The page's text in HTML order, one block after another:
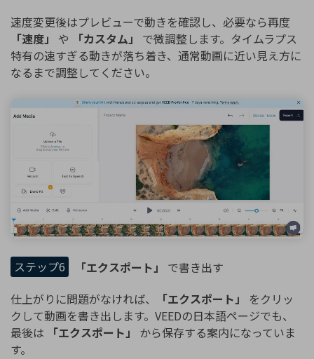
速度変更後はプレビューで動きを確認し、必要なら再度
「速度」
や 「カスタム」
で微調整します。タイムラプス
特有の速すぎる動きが落ち着き、通常動画に近い見え方に
なるまで調整してください。
ステップ6 「エクスポート」
で書き出す
仕上がりに問題がなければ、
「エクスポート」
をクリッ
クして動画を書き出します。VEEDの日本語ページでも、
最後は
「エクスポート」
から保存する案内になっていま
す。